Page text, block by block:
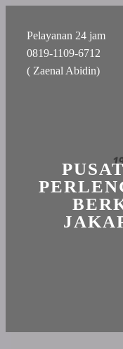
Pelayanan 24 jam
0819-1109-6712
( Zaenal Abidin)